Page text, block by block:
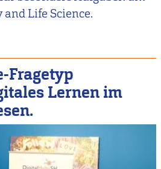
and Life Science.
Fragetyp
Lernen im